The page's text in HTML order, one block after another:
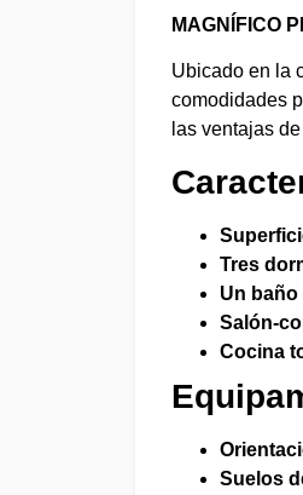
MAGNÍFICO
Ubicado en la
comodidades
las ventajas
Tres
Un
Salón-
Cocina
Suelos